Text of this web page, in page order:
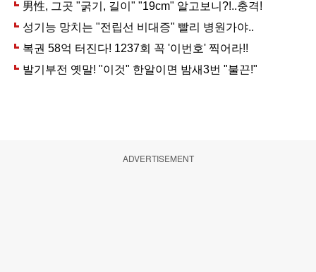
ADVERTISEMENT